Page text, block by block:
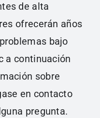
de alta
ofrecerán años
bajo
a continuación
sobre
en contacto
pregunta.